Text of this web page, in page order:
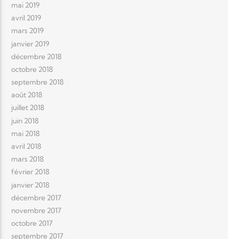
mai 2019
avril 2019
mars 2019
janvier 2019
décembre 2018
octobre 2018
septembre 2018
août 2018
juillet 2018
juin 2018
mai 2018
avril 2018
mars 2018
février 2018
janvier 2018
décembre 2017
novembre 2017
octobre 2017
septembre 2017